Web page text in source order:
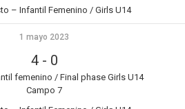
– Infantil Femenino / Girls U14
1 mayo 2023
4- 0
femenino / Final phase Girls U14
Campo 7